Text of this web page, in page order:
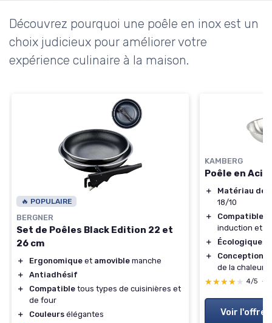
Découvrez pourquoi une poêle en inox est un
choix judicieux pour améliorer votre
expérience culinaire à la maison.
🔥 POPULAIRE
BERGNER
Set de Poêles Black Edition 22 et
26 cm
＋ Ergonomique et amovible manche
＋
Antiadhésif
＋
Compatible tous types de cuisinières et
de four
＋
Couleurs élégantes
KAMBERG
Poêle en
＋
Matériau de
18/10
＋
Compatible
induction et
＋
Écologique:
＋
Conception
de la chaleur
★★★★★
★★★★★ 4/5 —
Voir l'offre